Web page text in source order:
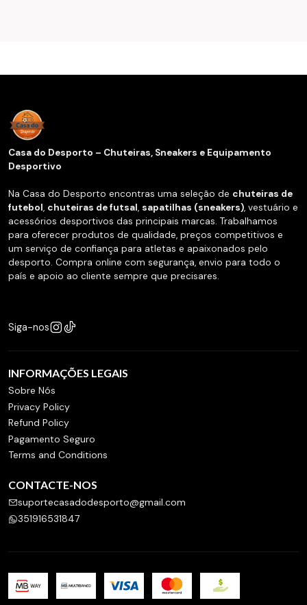
Casa do Desporto – Chuteiras, Sneakers e Equipamento
Desportivo
Na Casa do Desporto encontras uma seleção de chuteiras de
futebol, chuteiras de futsal, sapatilhas (sneakers), vestuário e
acessórios desportivos das principais marcas. Trabalhamos
para oferecer produtos de qualidade, preços competitivos e
um serviço de confiança para atletas e apaixonados pelo
desporto. Compra online com segurança, envio para todo o
país e apoio ao cliente sempre que precisares.
Siga-nos
INFORMAÇÕES LEGAIS
Sobre Nós
Privacy Policy
Refund Policy
Pagamento Seguro
Terms and Conditions
CONTACTE-NOS
suportecasadodesporto@gmail.com
351916531847